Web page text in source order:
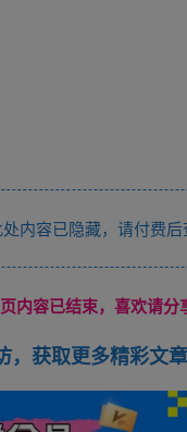
内容已隐藏，请付费后
内容已结束，喜欢请分
，获取更多精彩文